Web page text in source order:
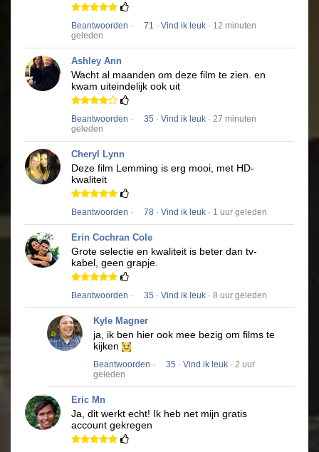
Beantwoorden · 71 · Vind ik leuk · 12 minuten
geleden
Ashley Ann
Wacht al maanden om deze film te zien. en
kwam uiteindelijk ook uit
Beantwoorden · 35 · Vind ik leuk · 27 minuten
geleden
Cheryl Lynn
Deze film Lemming is erg mooi, met HD-
kwaliteit
Beantwoorden · 78 · Vind ik leuk · 1 uur geleden
Erin Cochran Cole
Grote selectie en kwaliteit is beter dan tv-
kabel, geen grapje.
Beantwoorden · 35 · Vind ik leuk · 8 uur geleden
Kyle Magner
ja, ik ben hier ook mee bezig om films te
kijken
Beantwoorden · 35 · Vind ik leuk · 2 uur
geleden
Eric Mn
Ja, dit werkt echt! Ik heb net mijn gratis
account gekregen